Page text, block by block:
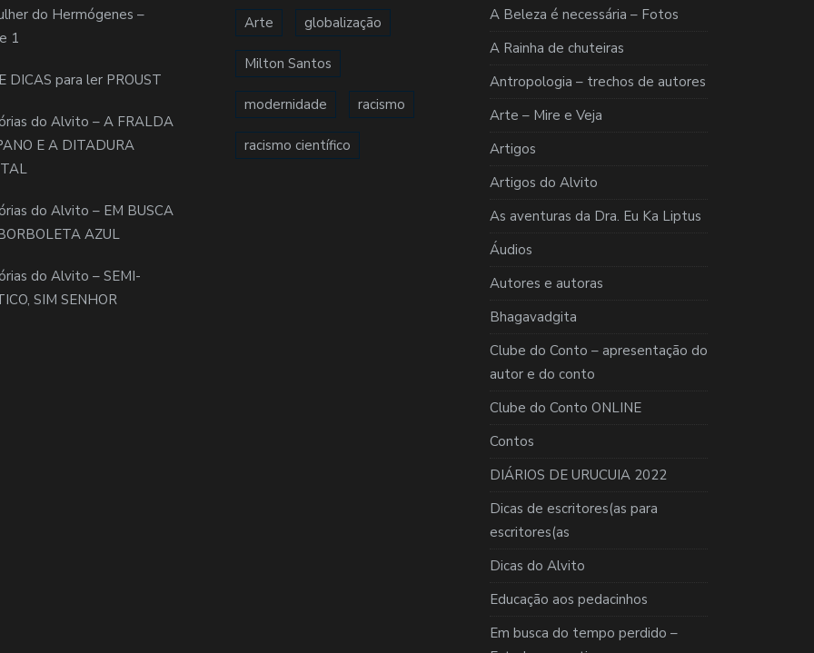
do Hermógenes –
1
DICAS para ler PROUST
do Alvito – A FRALDA
E A DITADURA
do Alvito – EM BUSCA
AZUL
do Alvito – SEMI-
SIM SENHOR
Arte globalização
Milton Santos
modernidade racismo
racismo científico
A Beleza é necessária – Fotos
A Rainha de chuteiras
Antropologia – trechos de autores
Arte – Mire e Veja
Artigos
Artigos do Alvito
As aventuras da Dra. Eu Ka Liptus
Áudios
Autores e autoras
Bhagavadgita
Clube do Conto – apresentação do
autor e do conto
Clube do Conto ONLINE
Contos
DIÁRIOS DE URUCUIA 2022
Dicas de escritores(as para
escritores(as
Dicas do Alvito
Educação aos pedacinhos
Em busca do tempo perdido –